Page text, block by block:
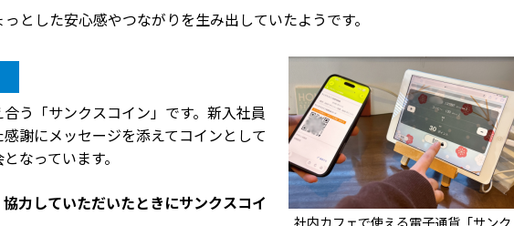
とした安心感やつながりを生み出していたようです。
社内カフェで使える電子通貨「サンク
う「サンクスコイン」です。新入社員
謝にメッセージを添えてコインとして
なっています。
力していただいたときにサンクスコイ